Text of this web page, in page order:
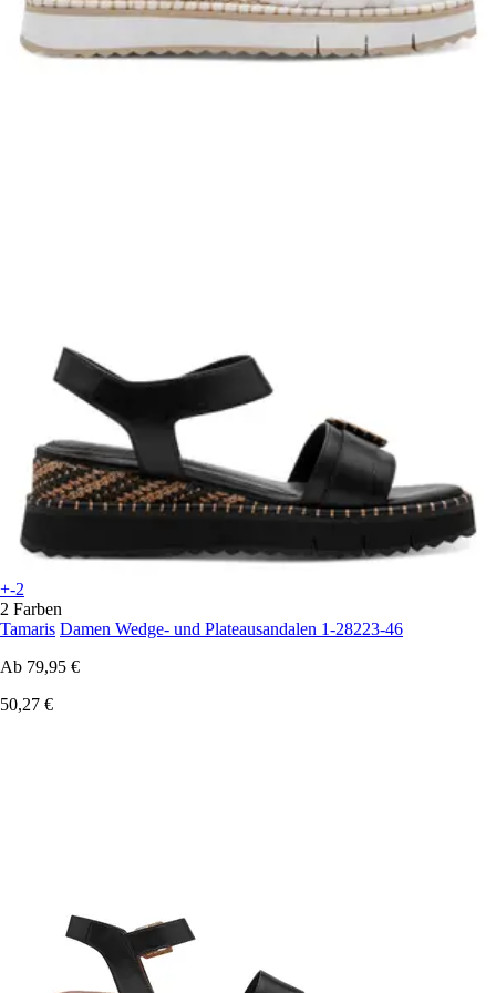
+-2
2 Farben
Tamaris Damen Wedge- und Plateausandalen 1-28223-46
Ab 79,95 €
50,27 €